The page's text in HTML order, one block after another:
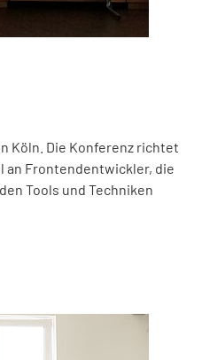
Köln. Die Konferenz richtet
an Frontendentwickler, die
Tools und Techniken